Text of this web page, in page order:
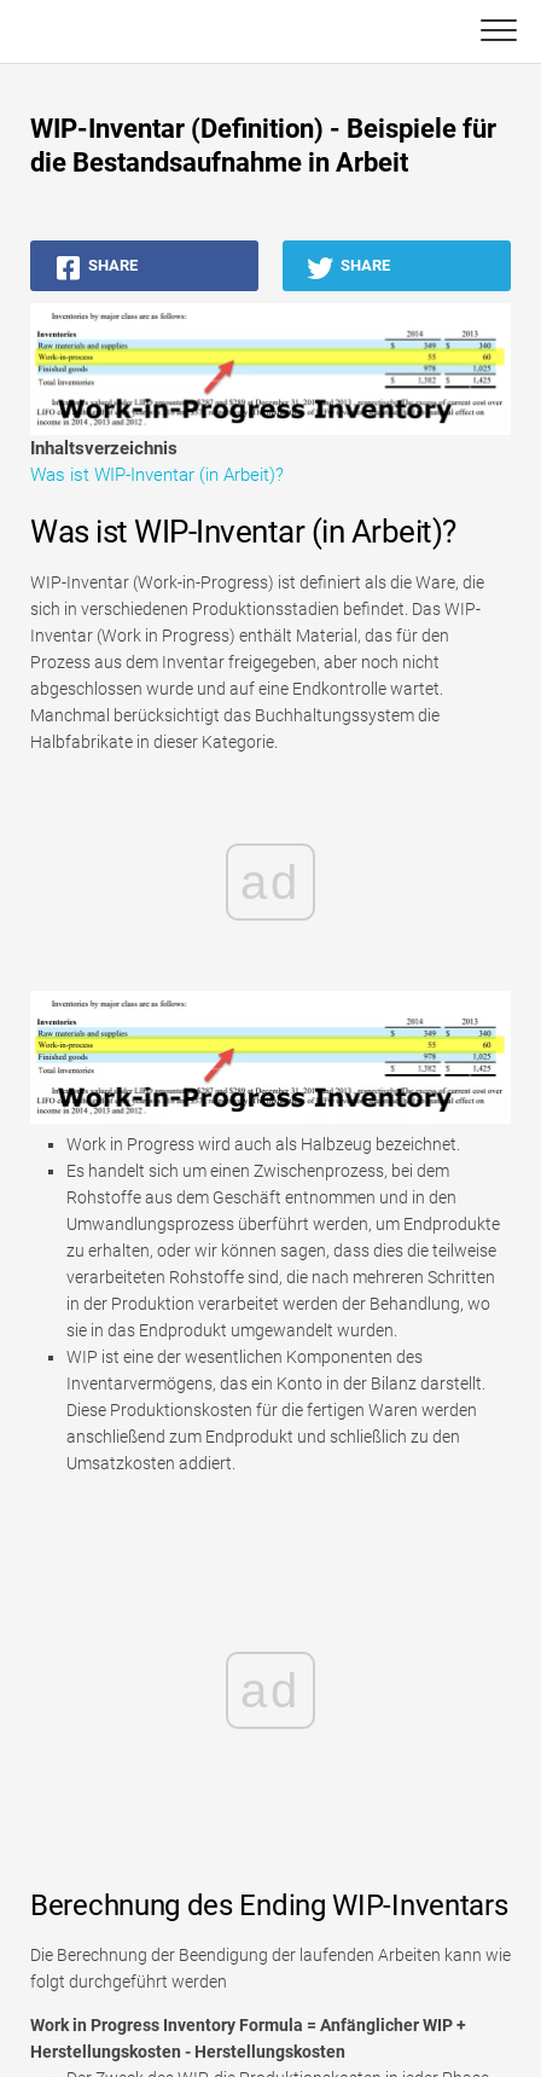
content
Buchhaltungs-Tutorials
Excel, VBA & Power BI
Investment Banking Tutorials
Top Bücher
Finanzkarriere-Leitfäden
Vollständige Form
Risikomanagement-Tutorials
WIP-Inventar (Definition) - Beispiele für
die Bestandsaufnahme in Arbeit
SHARE SHARE
Inhaltsverzeichnis
Was ist WIP-Inventar (in Arbeit)?
Was ist WIP-Inventar (in Arbeit)?
WIP-Inventar (Work-in-Progress) ist definiert als die Ware, die
sich in verschiedenen Produktionsstadien befindet. Das WIP-
Inventar (Work in Progress) enthält Material, das für den
Prozess aus dem Inventar freigegeben, aber noch nicht
abgeschlossen wurde und auf eine Endkontrolle wartet.
Manchmal berücksichtigt das Buchhaltungssystem die
Halbfabrikate in dieser Kategorie.
ad
Work in Progress wird auch als Halbzeug bezeichnet.
Es handelt sich um einen Zwischenprozess, bei dem
Rohstoffe aus dem Geschäft entnommen und in den
Umwandlungsprozess überführt werden, um Endprodukte
zu erhalten, oder wir können sagen, dass dies die teilweise
verarbeiteten Rohstoffe sind, die nach mehreren Schritten
in der Produktion verarbeitet werden der Behandlung, wo
sie in das Endprodukt umgewandelt wurden.
WIP ist eine der wesentlichen Komponenten des
Inventarvermögens, das ein Konto in der Bilanz darstellt.
Diese Produktionskosten für die fertigen Waren werden
anschließend zum Endprodukt und schließlich zu den
Umsatzkosten addiert.
ad
Berechnung des Ending WIP-Inventars
Die Berechnung der Beendigung der laufenden Arbeiten kann wie
folgt durchgeführt werden
Work in Progress Inventory Formula = Anfänglicher WIP +
Herstellungskosten - Herstellungskosten